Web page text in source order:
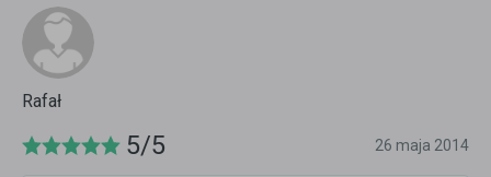
Rafał
5/5 26 maja 2014